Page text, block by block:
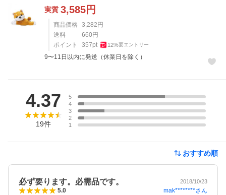
実質 3,585円
商品価格 3,282円
送料
660円
ポイント
357pt 12%要エントリー
9〜11日以内に発送（休業日を除く）
4.37
19件
5
4
3
2
1
おすすめ順
必ず要ります。必需品です。 2018/10/23
5.0 mak********さん